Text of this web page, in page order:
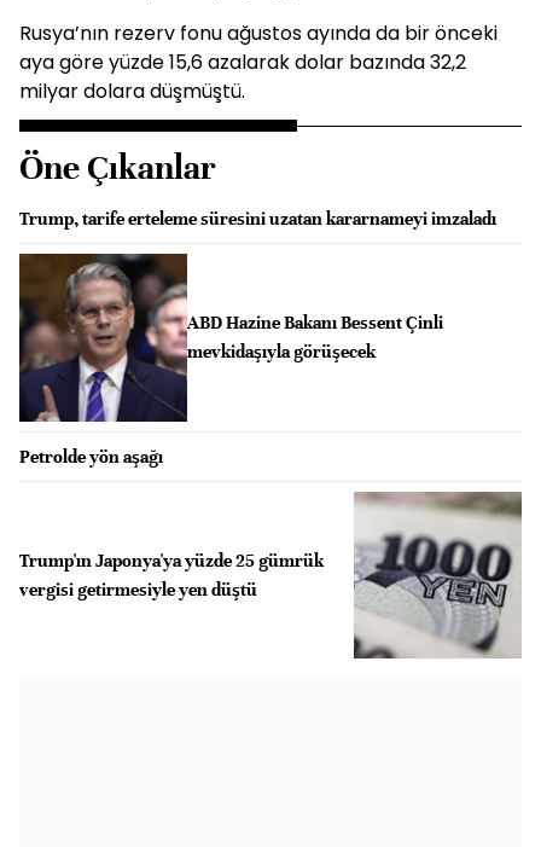
Rusya’nın rezerv fonu ağustos ayında da bir önceki
aya göre yüzde 15,6 azalarak dolar bazında 32,2
milyar dolara düşmüştü.
Öne Çıkanlar
Trump, tarife erteleme süresini uzatan kararnameyi imzaladı
ABD Hazine Bakanı Bessent Çinli
mevkidaşıyla görüşecek
Petrolde yön aşağı
Trump'ın Japonya'ya yüzde 25 gümrük
vergisi getirmesiyle yen düştü